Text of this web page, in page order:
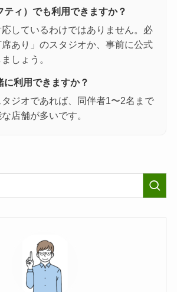
ティ）でも利用できますか？
しているわけではありません。必
あり」のスタジオか、事前に公式
しょう。
に利用できますか？
ジオであれば、同伴者1〜2名まで
店舗が多いです。